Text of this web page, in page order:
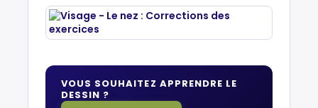
VOUS SOUHAITEZ APPRENDRE LE
DESSIN ?